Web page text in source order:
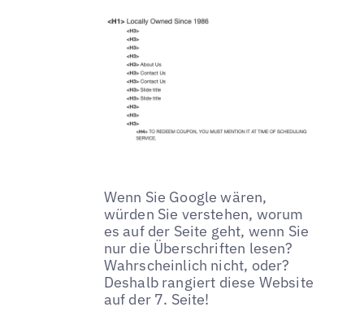
Wenn Sie Google wären,
würden Sie verstehen, worum
es auf der Seite geht, wenn Sie
nur die Überschriften lesen?
Wahrscheinlich nicht, oder?
Deshalb rangiert diese Website
auf der 7. Seite!